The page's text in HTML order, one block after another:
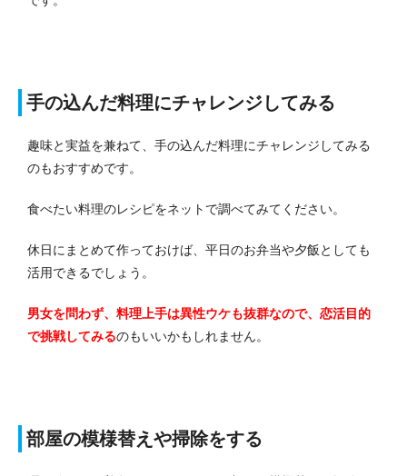
手の込んだ料理にチャレンジしてみる
趣味と実益を兼ねて、手の込んだ料理にチャレンジしてみる
のもおすすめです。
食べたい料理のレシピをネットで調べてみてください。
休日にまとめて作っておけば、平日のお弁当や夕飯としても
活用できるでしょう。
男女を問わず、料理上手は異性ウケも抜群なので、恋活目的
で挑戦してみるのもいいかもしれません。
部屋の模様替えや掃除をする